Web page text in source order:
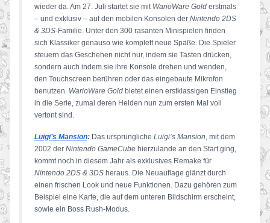
wieder da. Am 27. Juli startet sie mit WarioWare Gold erstmals
– und exklusiv – auf den mobilen Konsolen der Nintendo 2DS
& 3DS-Familie. Unter den 300 rasanten Minispielen finden
sich Klassiker genauso wie komplett neue Späße. Die Spieler
steuern das Geschehen nicht nur, indem sie Tasten drücken,
sondern auch indem sie ihre Konsole drehen und wenden,
den Touchscreen berühren oder das eingebaute Mikrofon
benutzen. WarioWare Gold bietet einen erstklassigen Einstieg
in die Serie, zumal deren Helden nun zum ersten Mal voll
vertont sind.
Luigi’s Mansion: Das ursprüngliche Luigi’s Mansion, mit dem
2002 der Nintendo GameCube hierzulande an den Start ging,
kommt noch in diesem Jahr als exklusives Remake für
Nintendo 2DS & 3DS heraus. Die Neuauflage glänzt durch
einen frischen Look und neue Funktionen. Dazu gehören zum
Beispiel eine Karte, die auf dem unteren Bildschirm erscheint,
sowie ein Boss Rush-Modus.